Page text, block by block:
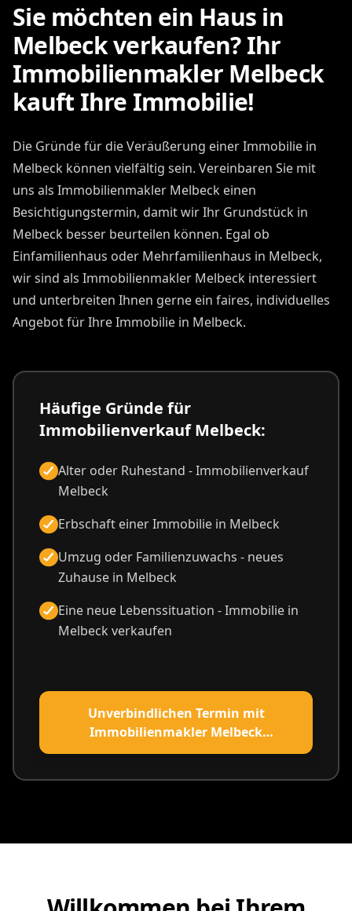
Sie möchten ein Haus in
Melbeck verkaufen? Ihr
Immobilienmakler Melbeck
kauft Ihre Immobilie!
Die Gründe für die Veräußerung einer Immobilie in
Melbeck können vielfältig sein. Vereinbaren Sie mit
uns als Immobilienmakler Melbeck einen
Besichtigungstermin, damit wir Ihr Grundstück in
Melbeck besser beurteilen können. Egal ob
Einfamilienhaus oder Mehrfamilienhaus in Melbeck,
wir sind als Immobilienmakler Melbeck interessiert
und unterbreiten Ihnen gerne ein faires, individuelles
Angebot für Ihre Immobilie in Melbeck.
Häufige Gründe für
Immobilienverkauf Melbeck:
Alter oder Ruhestand - Immobilienverkauf
Melbeck
Erbschaft einer Immobilie in Melbeck
Umzug oder Familienzuwachs - neues
Zuhause in Melbeck
Eine neue Lebenssituation - Immobilie in
Melbeck verkaufen
Unverbindlichen Termin mit
Immobilienmakler Melbeck
vereinbaren